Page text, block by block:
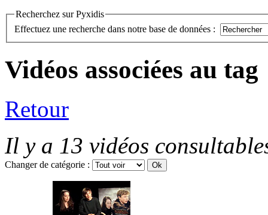
Recherchez sur Pyxidis
Effectuez une recherche dans notre base de données :
Vidéos associées au tag
Retour
Il y a 13 vidéos
Changer de catégorie :